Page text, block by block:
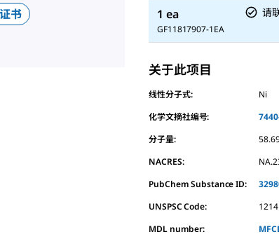
书 1 ea
GF11817907-1EA
请
关于此项目
线性分子式:
Ni
化学文摘社编号:
分子量:
NACRES:
PubChem Substance ID:
UNSPSC Code:
MDL number: